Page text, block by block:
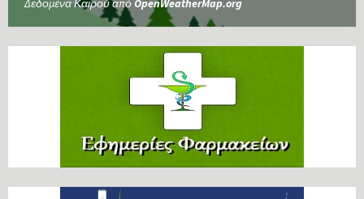
Δεδομένα Καιρού από OpenWeatherMap.org